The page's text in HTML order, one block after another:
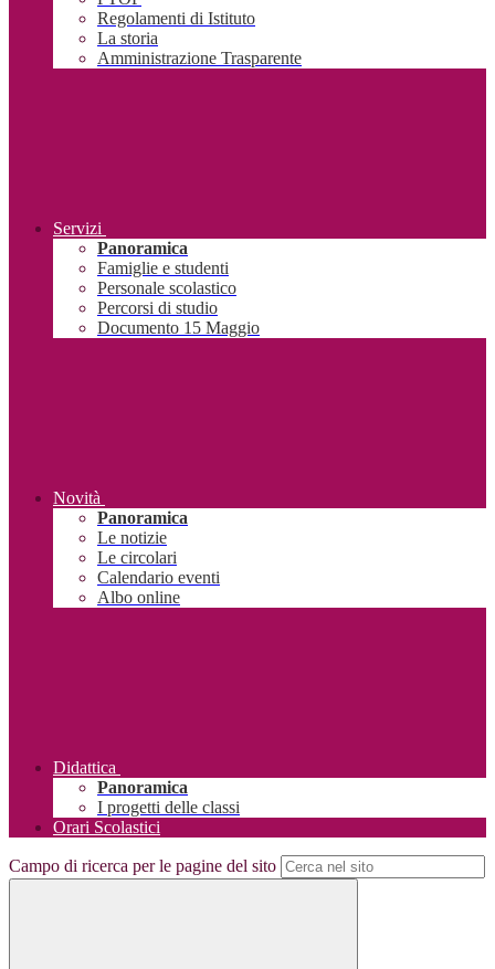
Regolamenti di Istituto
La storia
Amministrazione Trasparente
Servizi
Panoramica
Famiglie e studenti
Personale scolastico
Percorsi di studio
Documento 15 Maggio
Novità
Panoramica
Le notizie
Le circolari
Calendario eventi
Albo online
Didattica
Panoramica
I progetti delle classi
Orari Scolastici
Campo di ricerca per le pagine del sito